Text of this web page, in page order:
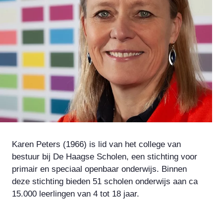
Karen Peters (1966) is lid van het college van
bestuur bij De Haagse Scholen, een stichting voor
primair en speciaal openbaar onderwijs. Binnen
deze stichting bieden 51 scholen onderwijs aan ca
15.000 leerlingen van 4 tot 18 jaar.